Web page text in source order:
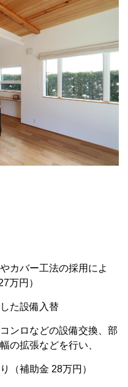
カバー工法の採用によ
万円）
た設備入替
ンロなどの設備交換、部
の拡張などを行い、
（補助金 28万円）